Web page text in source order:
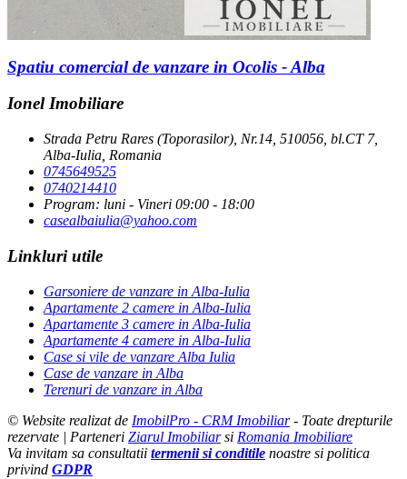
Spatiu comercial de vanzare in Ocolis - Alba
Ionel Imobiliare
Strada Petru Rares (Toporasilor), Nr.14, 510056, bl.CT 7,
Alba-Iulia, Romania
0745649525
0740214410
Program: luni - Vineri 09:00 - 18:00
casealbaiulia@yahoo.com
Linkluri utile
Garsoniere de vanzare in Alba-Iulia
Apartamente 2 camere in Alba-Iulia
Apartamente 3 camere in Alba-Iulia
Apartamente 4 camere in Alba-Iulia
Case si vile de vanzare Alba Iulia
Case de vanzare in Alba
Terenuri de vanzare in Alba
© Website realizat de ImobilPro - CRM Imobiliar- Toate drepturile
rezervate | Parteneri Ziarul Imobiliarsi Romania Imobiliare
Va invitam sa consultatii termenii si conditile noastre si politica
privind GDPR